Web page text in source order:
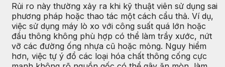
Rủi ro này thường xảy ra khi kỹ thuật viên sử dụng sai
phương pháp hoặc thao tác một cách cẩu thả. Ví dụ,
việc sử dụng máy lò xo với công suất quá lớn hoặc
đầu thông không phù hợp có thể làm trầy xước, nứt
vỡ các đường ống nhựa cũ hoặc mỏng. Nguy hiểm
hơn, việc tự ý đổ các loại hóa chất thông cống cực